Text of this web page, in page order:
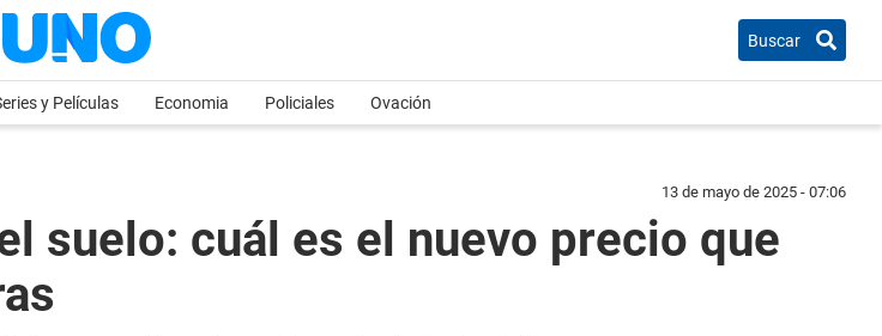
Buscar
y Películas Economia Policiales Ovación
13 de mayo de 2025 - 07:06
suelo: cuál es el nuevo precio que